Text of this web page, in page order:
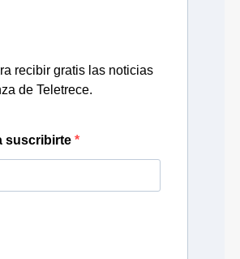
recibir gratis las noticias
de Teletrece.
suscribirte